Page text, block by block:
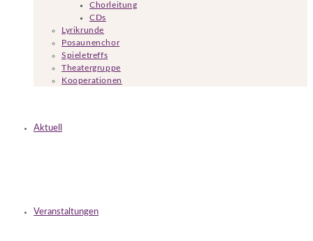
Chorleitung
CDs
Lyrikrunde
Posaunenchor
Spieletreffs
Theatergruppe
Kooperationen
Aktuell
Veranstaltungen